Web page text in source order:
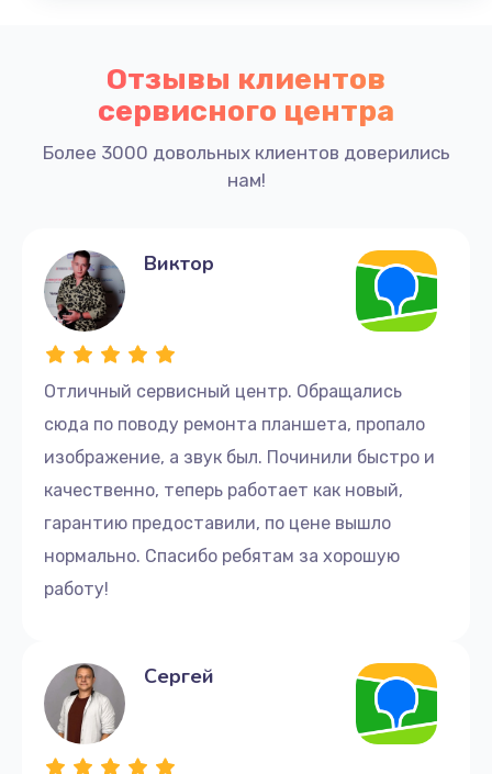
Отзывы клиентов
сервисного центра
Более 3000 довольных клиентов доверились
нам!
Отличный сервисный центр. Обращались
сюда по поводу ремонта планшета, пропало
изображение, а звук был. Починили быстро и
качественно, теперь работает как новый,
гарантию предоставили, по цене вышло
нормально. Спасибо ребятам за хорошую
работу!
Виктор
Сергей